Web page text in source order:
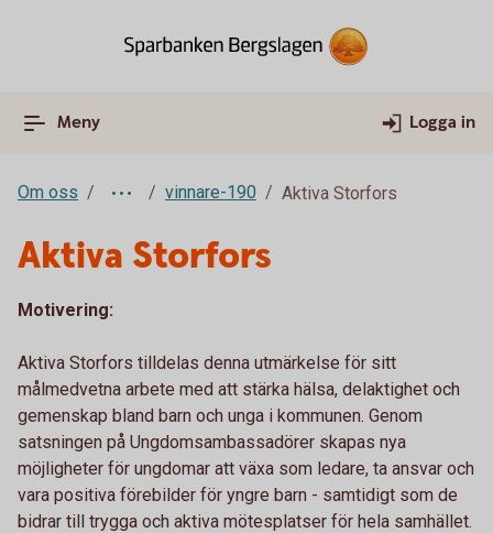
Meny Logga in
Om oss vinnare-190 Aktiva Storfors
Aktiva Storfors
Motivering:
Aktiva Storfors tilldelas denna utmärkelse för sitt
målmedvetna arbete med att stärka hälsa, delaktighet och
gemenskap bland barn och unga i kommunen. Genom
satsningen på Ungdomsambassadörer skapas nya
möjligheter för ungdomar att växa som ledare, ta ansvar och
vara positiva förebilder för yngre barn - samtidigt som de
bidrar till trygga och aktiva mötesplatser för hela samhället.